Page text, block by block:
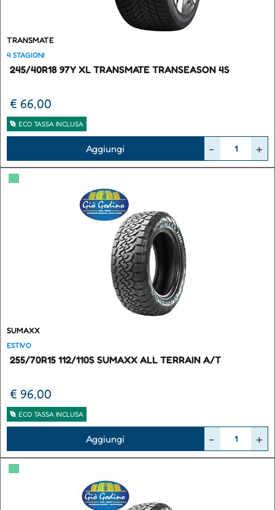
TRANSMATE
4 STAGIONI
245/40R18 97Y XL TRANSMATE TRANSEASON 4S
€ 66,00
ECO TASSA INCLUSA
Aggiungi
▀
SUMAXX
ESTIVO
255/70R15 112/110S SUMAXX ALL TERRAIN A/T
€ 96,00
ECO TASSA INCLUSA
Aggiungi
▀